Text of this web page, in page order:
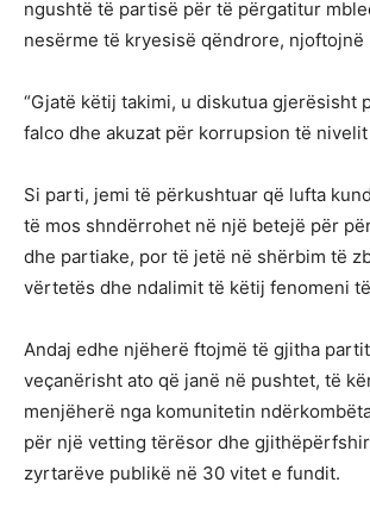
ngushtë të partisë për të përgatitur
nesërme të kryesisë qëndrore, njoftojnë
“Gjatë këtij takimi, u diskutua gjerësisht
falco dhe akuzat për korrupsion të
Si parti, jemi të përkushtuar që lufta
të mos shndërrohet në një betejë për
dhe partiake, por të jetë në shërbim të
vërtetës dhe ndalimit të këtij fenomeni
Andaj edhe njëherë ftojmë të gjitha
veçanërisht ato që janë në pushtet, të
menjëherë nga komunitetin
për një vetting tërësor dhe
zyrtarëve publikë në 30 vitet e fundit.